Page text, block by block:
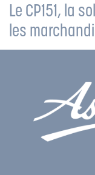
Le CP151, la
les